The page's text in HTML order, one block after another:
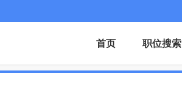
首页 职位搜索